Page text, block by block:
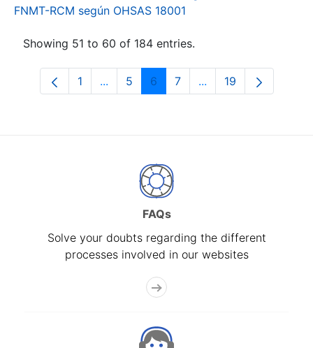
FNMT-RCM según OHSAS 18001
Showing 51 to 60 of 184 entries.
Page
1 ...Intermediate Pages Use TAB to
Page
5 Page
6 Page
7 ...Intermediate Pages
Page
19
FAQs
Solve your doubts regarding the different
processes involved in our websites